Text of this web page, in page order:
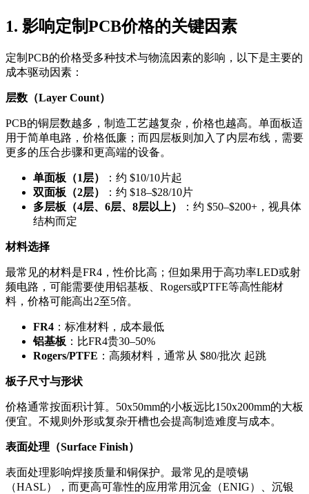
1. 影响定制PCB价格的关键因素
定制PCB的价格受多种技术与物流因素的影响，以下是主要的
成本驱动因素：
层数（Layer Count）
PCB的铜层数越多，制造工艺越复杂，价格也越高。单面板适
用于简单电路，价格低廉；而四层板则加入了内层布线，需要
更多的压合步骤和更高端的设备。
单面板（1层）
：约 $10/10片起
双面板（2层）
：约 $18–$28/10片
多层板（4层、6层、8层以上）
：约 $50–$200+，视具体
结构而定
材料选择
最常见的材料是FR4，性价比高；但如果用于高功率LED或射
频电路，可能需要使用铝基板、Rogers或PTFE等高性能材
料，价格可能高出2至5倍。
FR4 ：标准材料，成本最低
铝基板 ：比FR4贵30–50%
Rogers/PTFE ：高频材料，通常从 $80/批次 起跳
板子尺寸与形状
价格通常按面积计算。50x50mm的小板远比150x200mm的大板
便宜。不规则外形或复杂开槽也会提高制造难度与成本。
表面处理（Surface Finish）
表面处理影响焊接质量和铜保护。最常见的是喷锡
（HASL），而更高可靠性的应用常用沉金（ENIG）、沉银